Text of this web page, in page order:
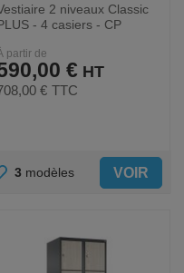
2 niveaux Classic
- 4 casiers - CP
partir de
€
€ TTC
AJOUTER
FAVORIS
3 modèles VOIR